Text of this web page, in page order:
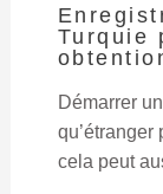
Turquie
Démarrer
qu’étranger
cela peut